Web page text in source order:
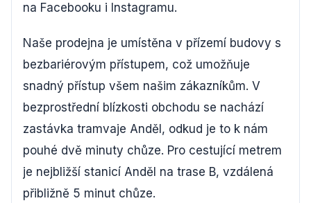
na Facebooku i Instagramu.
Naše prodejna je umístěna v přízemí budovy s
bezbariérovým přístupem, což umožňuje
snadný přístup všem našim zákazníkům. V
bezprostřední blízkosti obchodu se nachází
zastávka tramvaje Anděl, odkud je to k nám
pouhé dvě minuty chůze. Pro cestující metrem
je nejbližší stanicí Anděl na trase B, vzdálená
přibližně 5 minut chůze.